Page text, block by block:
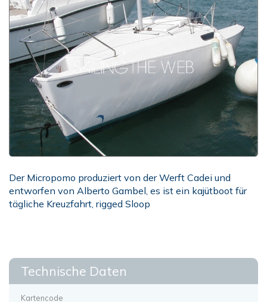
Der Micropomo produziert von der Werft Cadei und
entworfen von Alberto Gambel, es ist ein kajütboot für
tägliche Kreuzfahrt, rigged Sloop
Technische Daten
Kartencode